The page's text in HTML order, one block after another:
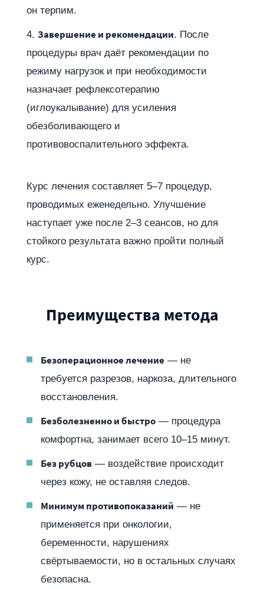
он терпим.
Завершение и рекомендации. После
процедуры врач даёт рекомендации по
режиму нагрузок и при необходимости
назначает рефлексотерапию
(иглоукалывание) для усиления
обезболивающего и
противовоспалительного эффекта.
Курс лечения составляет 5–7 процедур,
проводимых еженедельно. Улучшение
наступает уже после 2–3 сеансов, но для
стойкого результата важно пройти полный
курс.
Преимущества метода
Безоперационное лечение— не
требуется разрезов, наркоза, длительного
восстановления.
Безболезненно и быстро— процедура
комфортна, занимает всего 10–15 минут.
Без рубцов— воздействие происходит
через кожу, не оставляя следов.
Минимум противопоказаний — не
применяется при онкологии,
беременности, нарушениях
свёртываемости, но в остальных случаях
безопасна.